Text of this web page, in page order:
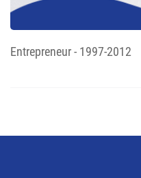
Entrepreneur - 1997-2012